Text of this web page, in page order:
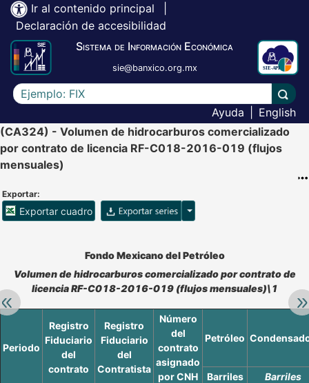
Ir al contenido principal
Declaración de accesibilidad
Sistema de Información Económica
sie@banxico.org.mx
Escriba el texto a buscar
Ayuda
English
(CA324) - Volumen de hidrocarburos comercializado
por contrato de licencia RF-C018-2016-019 (flujos
mensuales)
Exportar:
Exportar cuadro Opciones para exportar
Retroceder:
Accesibilidad de Cuadros Analíticos, al exportar el cuadro
Fondo Mexicano del Petróleo
Volumen de hidrocarburos comercializado por contrato de
licencia RF-C018-2016-019 (flujos mensuales)\1
Periodo
Registro
Fiduciario
del
contrato
Registro
Fiduciario
del
Contratista
Número
del
contrato
asignado
por CNH
Petróleo
Barriles Barriles